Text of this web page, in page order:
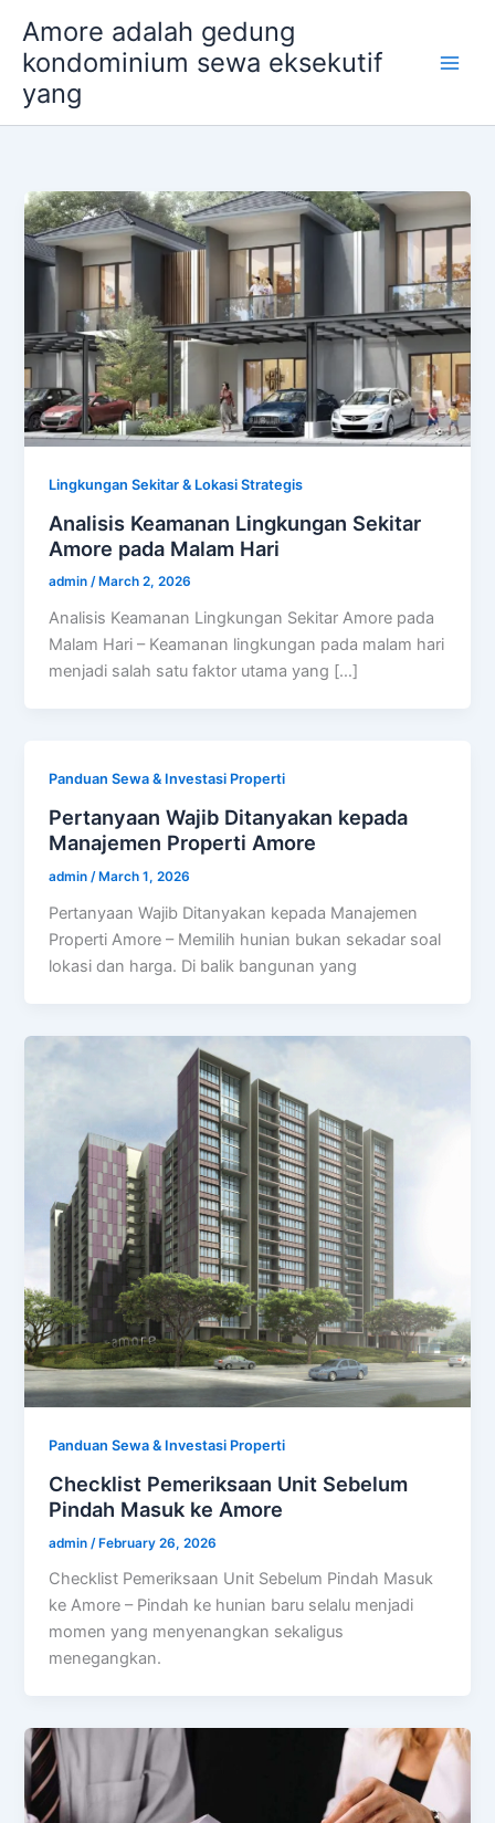
content
Amore adalah gedung
kondominium sewa eksekutif
yang
Lingkungan Sekitar & Lokasi Strategis
Analisis Keamanan Lingkungan Sekitar
Amore pada Malam Hari
admin/ March 2, 2026
Analisis Keamanan Lingkungan Sekitar Amore pada
Malam Hari – Keamanan lingkungan pada malam hari
menjadi salah satu faktor utama yang […]
Panduan Sewa & Investasi Properti
Pertanyaan Wajib Ditanyakan kepada
Manajemen Properti Amore
admin/March 1, 2026
Pertanyaan Wajib Ditanyakan kepada Manajemen
Properti Amore – Memilih hunian bukan sekadar soal
lokasi dan harga. Di balik bangunan yang
Panduan Sewa & Investasi Properti
Checklist Pemeriksaan Unit Sebelum
Pindah Masuk ke Amore
admin /February 26, 2026
Checklist Pemeriksaan Unit Sebelum Pindah Masuk
ke Amore – Pindah ke hunian baru selalu menjadi
momen yang menyenangkan sekaligus
menegangkan.